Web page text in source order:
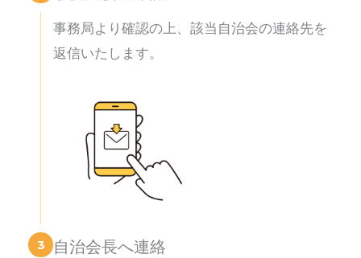
事務局より確認の上、該当自治会の連絡先を
返信いたします。
3 自治会長へ連絡